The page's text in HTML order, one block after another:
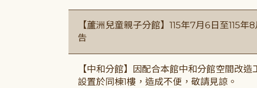
【蘆洲兒童親子分館】115年7月6日至115
告
【中和分館】因配合本館中和分館空間改
設置於同棟1樓，造成不便，敬請見諒。